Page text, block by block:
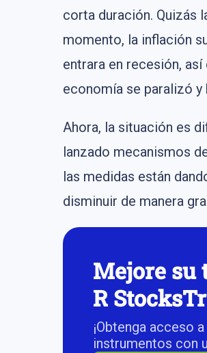
corta duración. Quizás
momento, la inflación
entrara en recesión,
economía se paralizó
Ahora, la situación es
lanzado mecanismos
las medidas están
disminuir de manera
Mejore su
R
¡Obtenga acceso
instrumentos con